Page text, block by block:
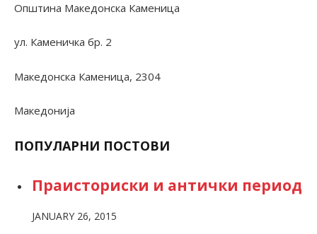
Општина Македонска Каменица
ул. Каменичка бр. 2
Македонска Каменица, 2304
Македонија
ПОПУЛАРНИ ПОСТОВИ
Праисториски и антички период
JANUARY 26, 2015